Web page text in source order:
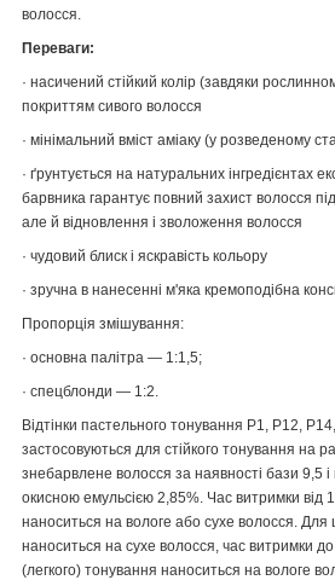
волосся.
Переваги:
· насичений стійкий колір (завдяки
покриттям сивого волосся
· мінімальний вміст аміаку (у розведеному
· ґрунтується на натуральних інгредієнтах
барвника гарантує повний захист волосся
але й відновлення і зволоження волосся
· чудовий блиск і яскравість кольору
· зручна в нанесенні м'яка кремоподібна
Пропорція змішування:
· основна палітра — 1:1,5;
· спецблонди — 1:2.
Відтінки пастельного тонування P1, P12,
застосовуються для стійкого тонування на
знебарвлене волосся за наявності бази 9,5
окисною емульсією 2,85%. Час витримки від
наноситься на вологе або сухе волосся. Для
наноситься на сухе волосся, час витримки
(легкого) тонування наноситься на вологе